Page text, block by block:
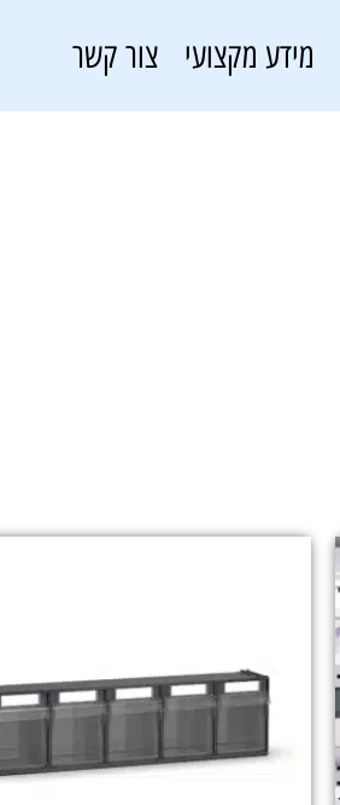
מידע מקצועי צור קשר